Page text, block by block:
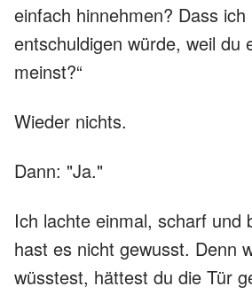
einfach hinnehmen? Dass
entschuldigen würde, weil du
meinst?“
Wieder nichts.
Dann: "Ja."
Ich lachte einmal, scharf und
hast es nicht gewusst. Denn
wüsstest, hättest du die Tür